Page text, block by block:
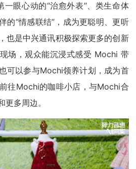
一眼心动的“治愈外表”、类生命体
的“情感联结”，成为更聪明、更听
也是中兴通讯积极探索更多的创新
场，观众能沉浸式感受 Mochi 带
可以参与Mochi领养计划，成为首
往Mochi的咖啡小店，与Mochi合
多周边。